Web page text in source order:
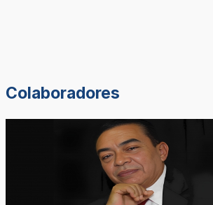
Colaboradores